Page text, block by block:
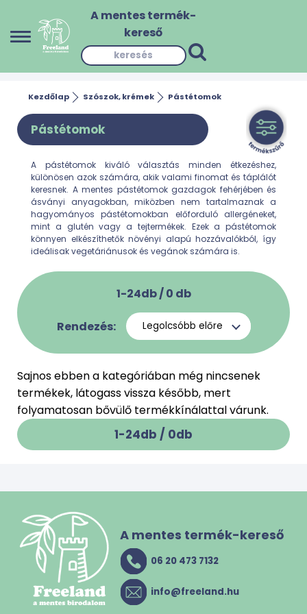
A mentes termék-
kereső
Kezdőlap Szószok, krémek Pástétomok
Pástétomok
A pástétomok kiváló választás minden étkezéshez,
különösen azok számára, akik valami finomat és táplálót
keresnek. A mentes pástétomok gazdagok fehérjében és
ásványi anyagokban, miközben nem tartalmaznak a
hagyományos pástétomokban előforduló allergéneket,
mint a glutén vagy a tejtermékek. Ezek a pástétomok
könnyen elkészíthetők növényi alapú hozzávalókból, így
ideálisak vegetáriánusok és vegánok számára is.
1-24db /0 db
Rendezés:
Sajnos ebben a kategóriában még nincsenek
termékek, látogass vissza később, mert
folyamatosan bővülő termékkínálattal várunk.
1-24db / 0db
A mentes termék-kereső
06 20 473 7132
info@freeland.hu